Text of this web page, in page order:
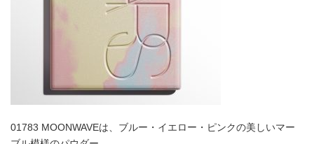
01783 MOONWAVEは、ブルー・イエロー・ピンクの美しいマー